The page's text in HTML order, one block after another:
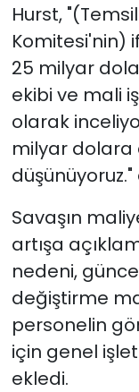
Hurst,
Komitesi'nin)
25 milyar
ekibi ve mali
olarak
milyar dolara
düşünüyoruz."
Savaşın
artışa
nedeni,
değiştirme
personelin
için genel
ekledi.